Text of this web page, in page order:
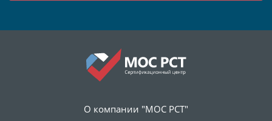
О компании "МОС РСТ"